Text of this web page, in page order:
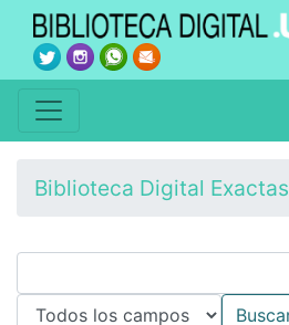
Biblioteca Digital Exactas